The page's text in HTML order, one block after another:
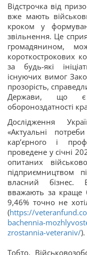
Відстрочка від
вже мають
кроком у
звільнення. Це
громадянином,
короткострокових
за будь-які
існуючих вимог
прозорість,
Держави, що є
обороноздатності
Дослідження
«Актуальні
кар’єрного і
проведене у січні
опитаних
підприємництвом
власний бізнес.
вважають за краще
9,46% точно не
(https://
bachennia-
zrostannia-veteraniv/).
Тобто,